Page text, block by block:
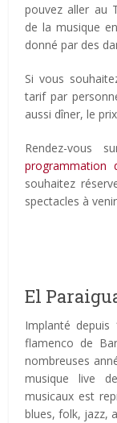
pouvez aller au
de la musique
donné par des
Si vous
tarif par
aussi dîner, le
Rendez-vous
programmation
souhaitez
spectacles à
El
Implanté
flamenco de
nombreuses
musique live
musicaux est
blues, folk, jazz,